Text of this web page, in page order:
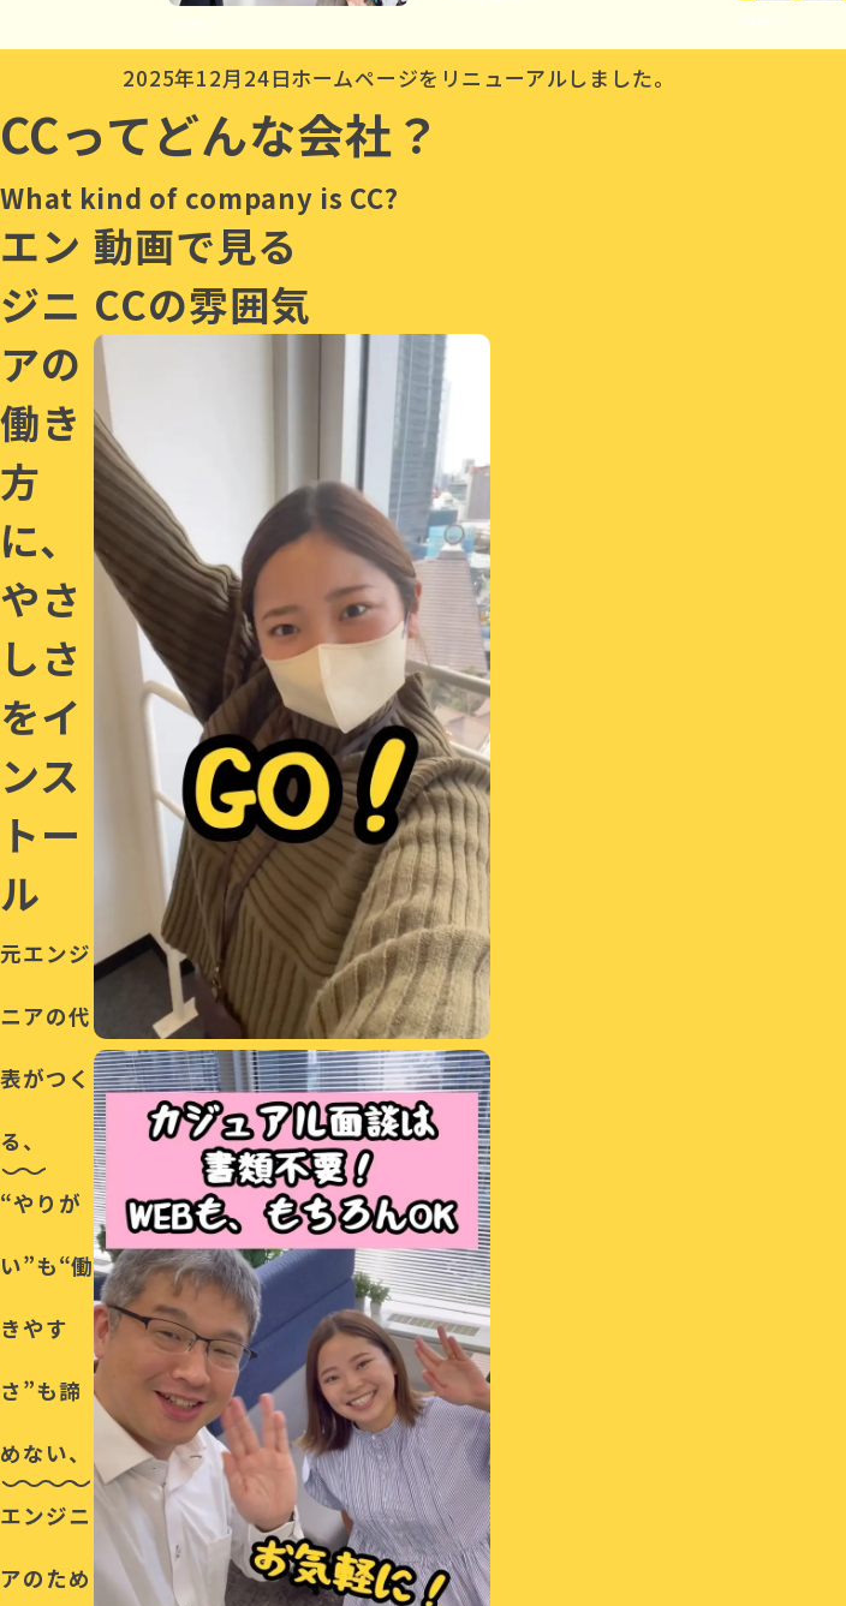
2025年12月24日ホームページをリニューアルしました。
CCってどんな会社？
What kind of company is CC?
エン
ジニ
アの
働き
方
に、
やさ
しさ
をイ
ンス
トー
ル
元エンジ
ニアの代
表がつく
る、
“やりが
い”も“働
きやす
さ”も諦
めない、
エンジニ
アのため
動画で見る
CCの雰囲気